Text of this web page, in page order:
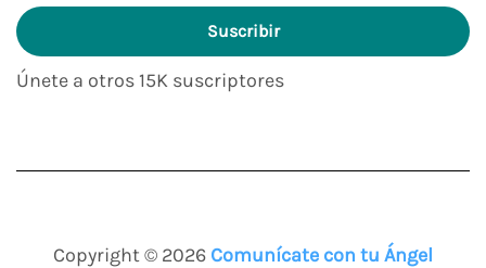
de
correo
electrónico
Suscribir
Únete a otros 15K suscriptores
Copyright © 2026 Comunícate con tu Ángel